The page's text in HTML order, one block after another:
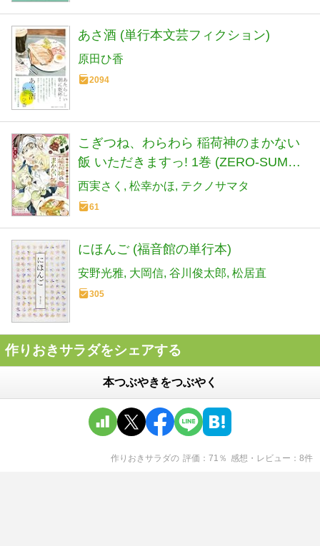
あさ酒 (単行本文芸フィクション)
原田ひ香
2094
こぎつね、わらわら 稲荷神のまかない
飯 いただきますっ! 1巻 (ZERO-SUMコ
ミックス)
西実さく 松幸かほ テクノサマタ
61
にほんご (福音館の単行本)
安野光雅 大岡信 谷川俊太郎 松居直
305
作りおきサラダをシェアする
本つぶやきをつぶやく
作りおきサラダの 評価 71 ％ 感想・レビュー 8件